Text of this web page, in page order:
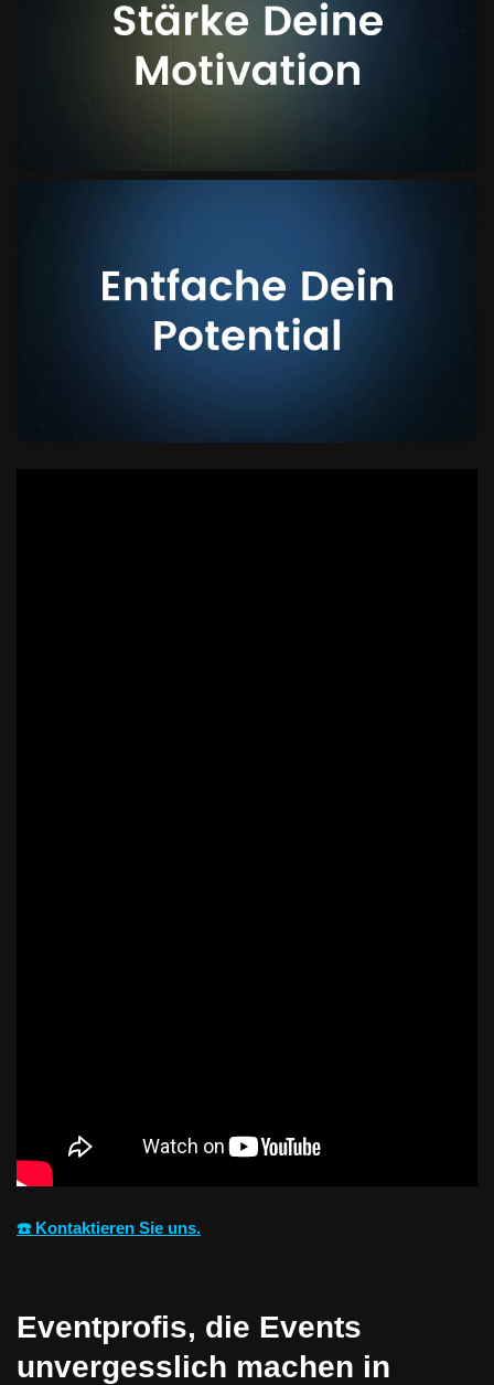
☎️ Kontaktieren Sie uns.
Eventprofis, die Events
unvergesslich machen in